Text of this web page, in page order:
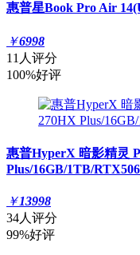
惠普星Book Pro Air
￥6998
11人评分
100%好评
惠普HyperX 暗影精灵
Plus/16GB/1TB/
￥13998
34人评分
99%好评